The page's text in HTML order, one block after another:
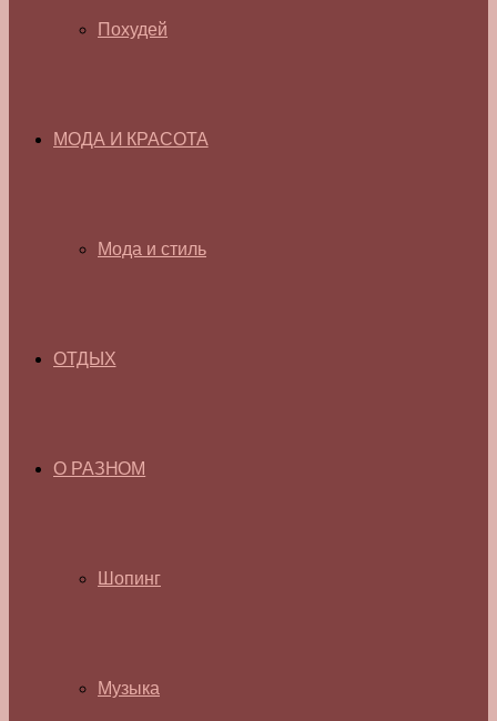
Похудей
МОДА И КРАСОТА
Мода и стиль
ОТДЫХ
О РАЗНОМ
Шопинг
Музыка